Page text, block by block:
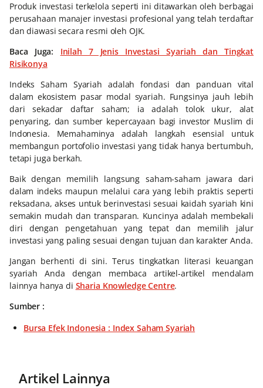
Produk investasi terkelola seperti ini ditawarkan oleh berbagai
perusahaan manajer investasi profesional yang telah terdaftar
dan diawasi secara resmi oleh OJK.
Baca Juga: Inilah 7 Jenis Investasi Syariah dan Tingkat
Risikonya
Indeks Saham Syariah adalah fondasi dan panduan vital
dalam ekosistem pasar modal syariah. Fungsinya jauh lebih
dari sekadar daftar saham; ia adalah tolok ukur, alat
penyaring, dan sumber kepercayaan bagi investor Muslim di
Indonesia. Memahaminya adalah langkah esensial untuk
membangun portofolio investasi yang tidak hanya bertumbuh,
tetapi juga berkah.
Baik dengan memilih langsung saham-saham jawara dari
dalam indeks maupun melalui cara yang lebih praktis seperti
reksadana, akses untuk berinvestasi sesuai kaidah syariah kini
semakin mudah dan transparan. Kuncinya adalah membekali
diri dengan pengetahuan yang tepat dan memilih jalur
investasi yang paling sesuai dengan tujuan dan karakter Anda.
Jangan berhenti di sini. Terus tingkatkan literasi keuangan
syariah Anda dengan membaca artikel-artikel mendalam
lainnya hanya di Sharia Knowledge Centre.
Sumber :
Bursa Efek Indonesia : Index Saham Syariah
Artikel Lainnya